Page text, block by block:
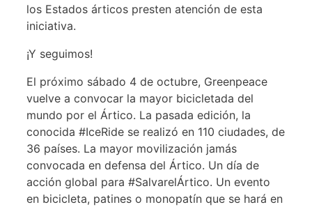
los Estados árticos presten atención de esta
iniciativa.
¡Y seguimos!
El próximo sábado 4 de octubre, Greenpeace
vuelve a convocar la mayor bicicletada del
mundo por el Ártico. La pasada edición, la
conocida #IceRide se realizó en 110 ciudades, de
36 países. La mayor movilización jamás
convocada en defensa del Ártico. Un día de
acción global para #SalvarelÁrtico. Un evento
en bicicleta, patines o monopatín que se hará en